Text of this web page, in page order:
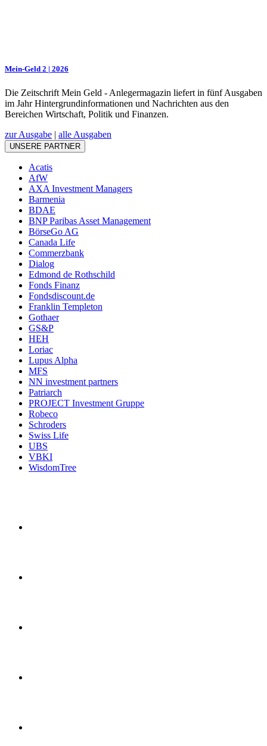
Mein-Geld 2 | 2026
Die Zeitschrift Mein Geld - Anlegermagazin liefert in fünf Ausgaben
im Jahr Hintergrundinformationen und Nachrichten aus den
Bereichen Wirtschaft, Politik und Finanzen.
zur Ausgabe | alle Ausgaben
UNSERE PARTNER
Acatis
AfW
AXA Investment Managers
Barmenia
BDAE
BNP Paribas Asset Management
BörseGo AG
Canada Life
Commerzbank
Dialog
Edmond de Rothschild
Fonds Finanz
Fondsdiscount.de
Franklin Templeton
Gothaer
GS&P
HEH
Loriac
Lupus Alpha
MFS
NN investment partners
Patriarch
PROJECT Investment Gruppe
Robeco
Schroders
Swiss Life
UBS
VBKI
WisdomTree